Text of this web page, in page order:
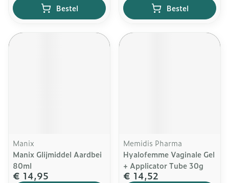
Bestel Bestel
Manix
Manix Glijmiddel Aardbei
80ml
€ 14,95
Memidis Pharma
Hyalofemme Vaginale Gel
+ Applicator Tube 30g
€ 14,52